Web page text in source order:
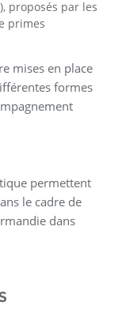
proposés par les
primes
mises en place
formes
permettent
le cadre de
dans